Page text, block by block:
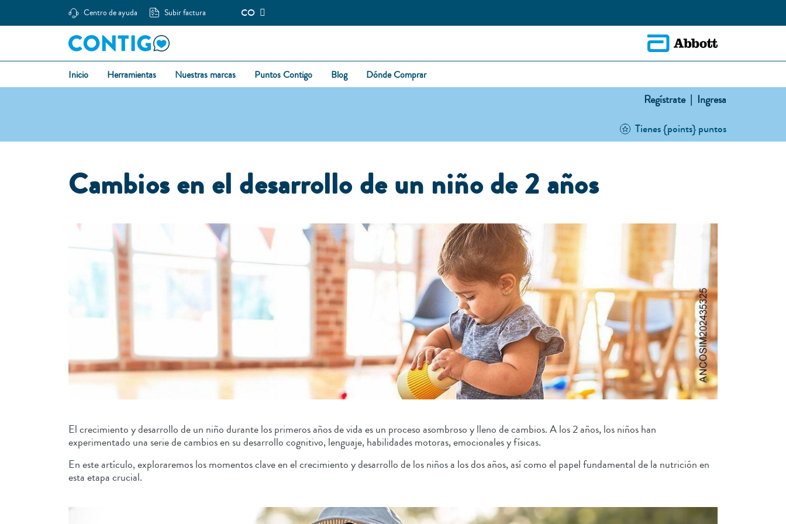
Centro de ayuda Subir factura CO
Inicio Herramientas Nuestras marcas Puntos Contigo Blog Dónde Comprar
Regístrate | Ingresa
Tienes {points} puntos
Cambios en el desarrollo de un niño de 2 años
El crecimiento y desarrollo de un niño durante los primeros años de vida es un proceso asombroso y lleno de cambios. A los 2 años, los niños han
experimentado una serie de cambios en su desarrollo cognitivo, lenguaje, habilidades motoras, emocionales y físicas.
En este artículo, exploraremos los momentos clave en el crecimiento y desarrollo de los niños a los dos años, así como el papel fundamental de la nutrición en
esta etapa crucial.